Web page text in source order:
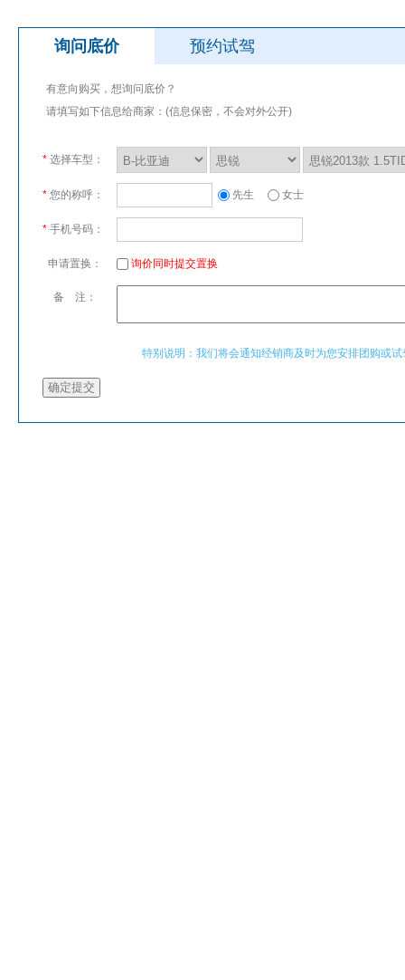
询问底价 预约试驾
有意向购买，想询问底价？
请填写如下信息给商家：(信息保密，不会对外公开)
* 选择车型：
* 您的称呼： 先生 女士
* 手机号码：
申请置换： 询价同时提交置换
备 注：
特别说明：我们将会通知经销商及时为您安排团购或试